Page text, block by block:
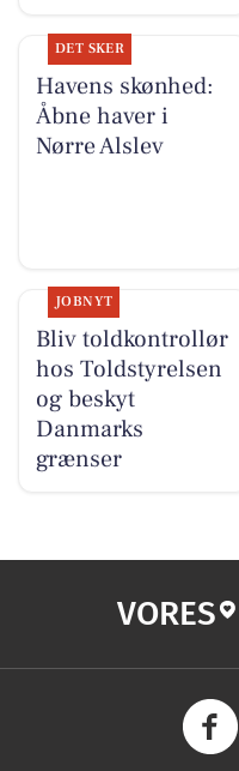
DET SKER
Havens skønhed:
Åbne haver i
Nørre Alslev
JOBNYT
Bliv toldkontrollør
hos Toldstyrelsen
og beskyt
Danmarks
grænser
VORES